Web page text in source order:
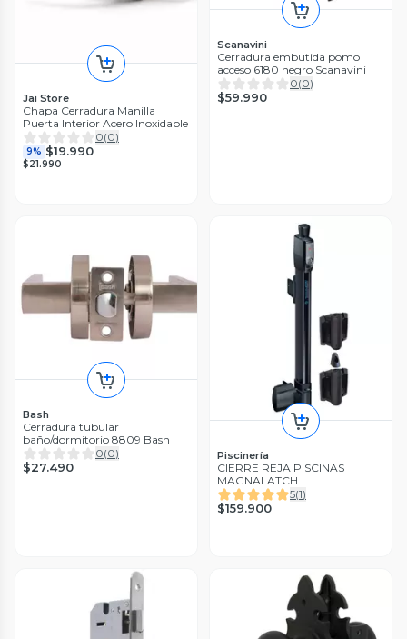
Jai Store
Chapa Cerradura Manilla
Puerta Interior Acero Inoxidable
0(0)
9% $19.990
$21.990
Scanavini
Cerradura embutida pomo
acceso 6180 negro Scanavini
0(0)
$59.990
Bash
Cerradura tubular
baño/dormitorio 8809 Bash
0(0)
$27.490
Piscinería
CIERRE REJA PISCINAS
MAGNALATCH
5(1)
$159.900